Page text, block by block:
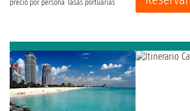
precio por persona Tasas portuarias